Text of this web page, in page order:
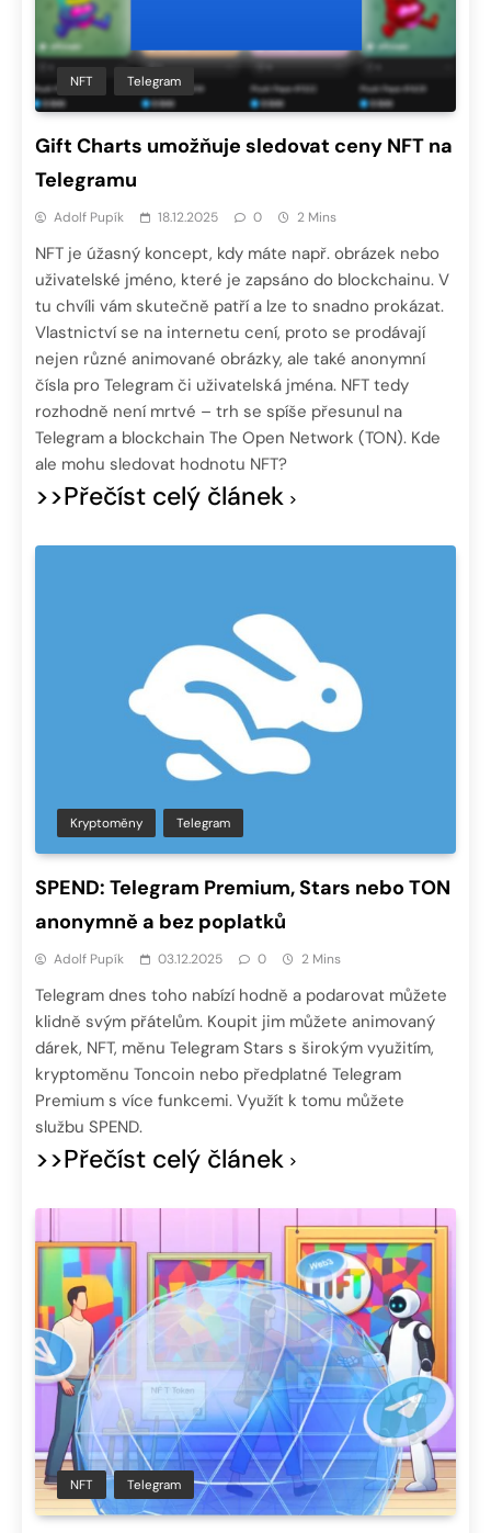
NFT Telegram
Gift Charts umožňuje sledovat ceny NFT na
Telegramu
Adolf Pupík 18.12.2025 0 2 Mins
NFT je úžasný koncept, kdy máte např. obrázek nebo
uživatelské jméno, které je zapsáno do blockchainu. V
tu chvíli vám skutečně patří a lze to snadno prokázat.
Vlastnictví se na internetu cení, proto se prodávají
nejen různé animované obrázky, ale také anonymní
čísla pro Telegram či uživatelská jména. NFT tedy
rozhodně není mrtvé – trh se spíše přesunul na
Telegram a blockchain The Open Network (TON). Kde
ale mohu sledovat hodnotu NFT?
>>Přečíst celý článek
Kryptoměny Telegram
SPEND: Telegram Premium, Stars nebo TON
anonymně a bez poplatků
Adolf Pupík 03.12.2025 0 2 Mins
Telegram dnes toho nabízí hodně a podarovat můžete
klidně svým přátelům. Koupit jim můžete animovaný
dárek, NFT, měnu Telegram Stars s širokým využitím,
kryptoměnu Toncoin nebo předplatné Telegram
Premium s více funkcemi. Využít k tomu můžete
službu SPEND.
>>Přečíst celý článek
NFT Telegram